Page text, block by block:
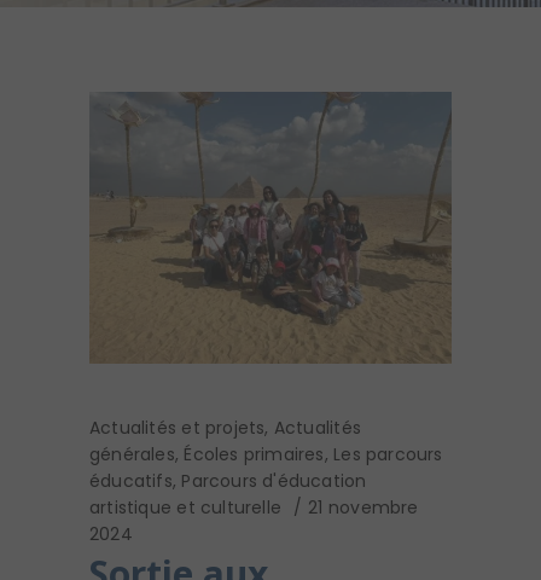
Actualités et projets, Actualités
générales, Écoles primaires, Les parcours
éducatifs, Parcours d'éducation
artistique et culturelle
21 novembre
2024